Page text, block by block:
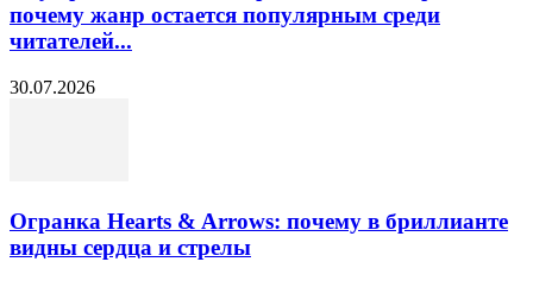
почему жанр остается популярным среди
читателей...
30.07.2026
Огранка Hearts & Arrows: почему в бриллианте
видны сердца и стрелы